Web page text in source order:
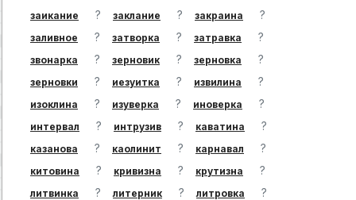
заикание ? заклание ? закраина ?
заливное ? затворка ? затравка ?
звонарка ? зерновик ? зерновка ?
зерновки ? иезуитка ? извилина ?
изоклина ? изуверка ? иноверка ?
интервал ? интрузив ? каватина ?
казанова ? каолинит ? карнавал ?
китовина ? кривизна ? крутизна ?
литвинка ? литерник ? литровка ?